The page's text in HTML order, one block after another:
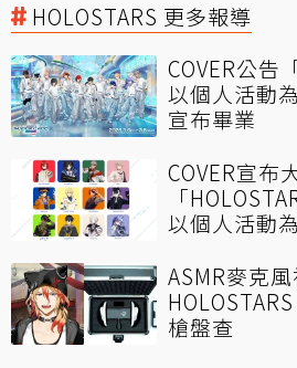
HOLOSTARS 更多報導
COVER公告
以個人活動
宣布畢業
COVER宣布
「
以個人活動
ASMR麥克
槍盤查